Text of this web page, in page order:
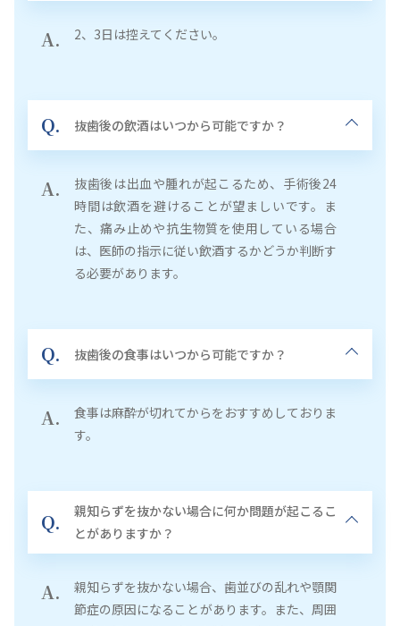
A. 2、3日は控えてください。
Q. 抜歯後の飲酒はいつから可能ですか？
A.
抜歯後は出血や腫れが起こるため、手術後24
時間は飲酒を避けることが望ましいです。ま
た、痛み止めや抗生物質を使用している場合
は、医師の指示に従い飲酒するかどうか判断す
る必要があります。
Q. 抜歯後の食事はいつから可能ですか？
A.
食事は麻酔が切れてからをおすすめしておりま
す。
Q.
親知らずを抜かない場合に何か問題が起こるこ
とがありますか？
A.
親知らずを抜かない場合、歯並びの乱れや顎関
節症の原因になることがあります。また、周囲